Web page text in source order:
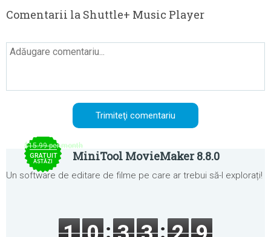
Comentarii la Shuttle+ Music Player
$15.99 per month
GRATUIT
ASTĂZI MiniTool MovieMaker 8.8.0
Un software de editare de filme pe care ar trebui să-l explorați!